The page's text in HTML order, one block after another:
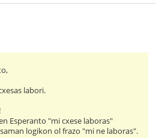
labori.
Esperanto "mi cxese laboras"
logikon ol frazo "mi ne laboras".